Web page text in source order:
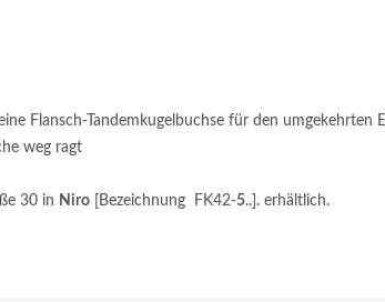
Flansch-Tandemkugelbuchse für den
weg ragt
30 in Niro [Bezeichnung FK42-5..]. erhältlich.